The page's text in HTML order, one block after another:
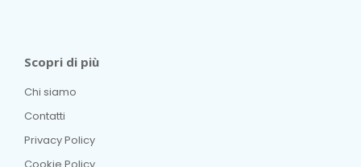
Scopri di più
Chi siamo
Contatti
Privacy Policy